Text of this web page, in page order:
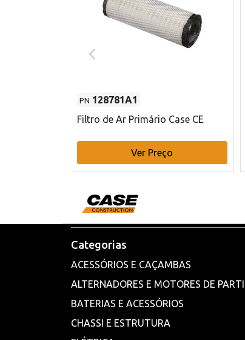
PN 128781A1
Filtro de Ar Primário Case CE
Ver Preço
Categorias
ACESSÓRIOS E CAÇAMBAS
ALTERNADORES E MOTORES DE
BATERIAS E ACESSÓRIOS
CHASSI E ESTRUTURA